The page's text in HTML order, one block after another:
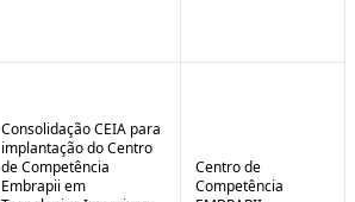
Consolidação CEIA para
implantação do Centro
de Competência
Embrapii em
Centro de
Competência